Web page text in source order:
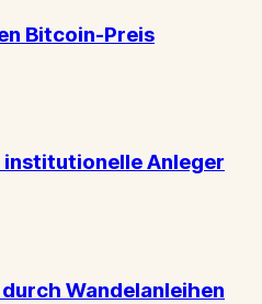
Bitcoin-Preis
institutionelle Anleger
Wandelanleihen